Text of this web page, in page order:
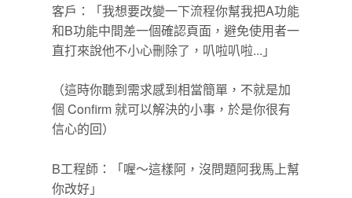
客戶：「我想要改變一下流程你幫我把A功能
和B功能中間差一個確認頁面，避免使用者一
直打來說他不小心刪除了，叭啦叭啦...」
（這時你聽到需求感到相當簡單，不就是加
個 Confirm 就可以解決的小事，於是你很有
信心的回）
B工程師：「喔～這樣阿，沒問題阿我馬上幫
你改好」